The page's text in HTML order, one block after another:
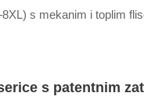
s mekanim i toplim
s patentnim